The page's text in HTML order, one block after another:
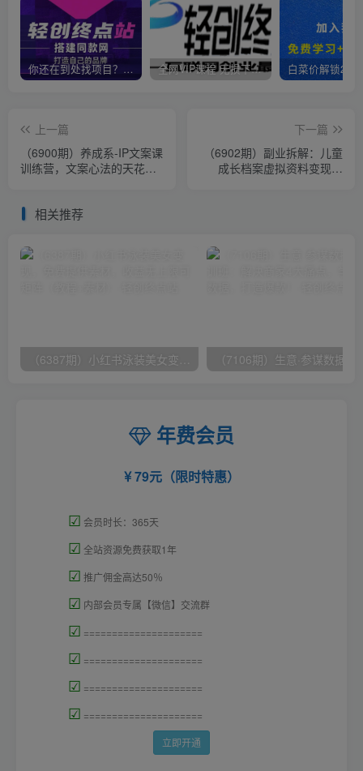
你还在到处找项目？还在当韭菜？我靠卖项目一个月收入5万+，曾经我也是个失败者。 全网VIP课程 无损下载~
上一篇
（6900期）养成系-IP文案课
训练营，文案心法的天花板
下一篇
（6902期）副业拆解：儿童
成长档案虚拟资料变现副
相关推荐
（6387期）小红书泳装美女变现，免费提供素材，收益无上限可矩阵（教程+素材）
年费会员
79元（限时特惠）
☑ 会员时长：365天
☑ 全站资源免费获取1年
☑ 推广佣金高达50％
☑ 内部会员专属【微信】交流群
☑ =====================
☑ =====================
☑ =====================
☑ =====================
立即开通